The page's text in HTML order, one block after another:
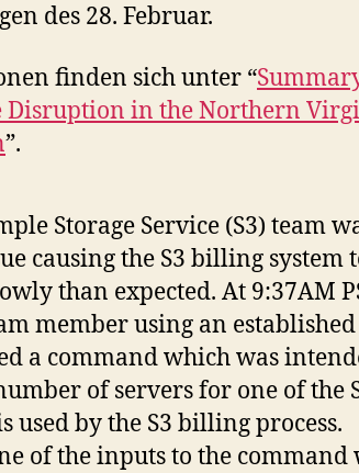
des 28. Februar.
finden sich unter “
Disruption in the Northern
”.
Storage Service (S3) team
causing the S3 billing system
than expected. At 9:37AM
member using an established
a command which was
of servers for one of the
used by the S3 billing process.
of the inputs to the command